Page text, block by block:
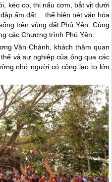
kéo co, thi nấu cơm, bắt vịt dưới
ấm đất… thể hiện nét văn hóa
trên vùng đất Phú Yên. Cùng
các Chương trình Phú Yên.
Văn Chánh, khách thăm quan
và sự nghiệp của ông qua các
nhớ người có công lao to lớn